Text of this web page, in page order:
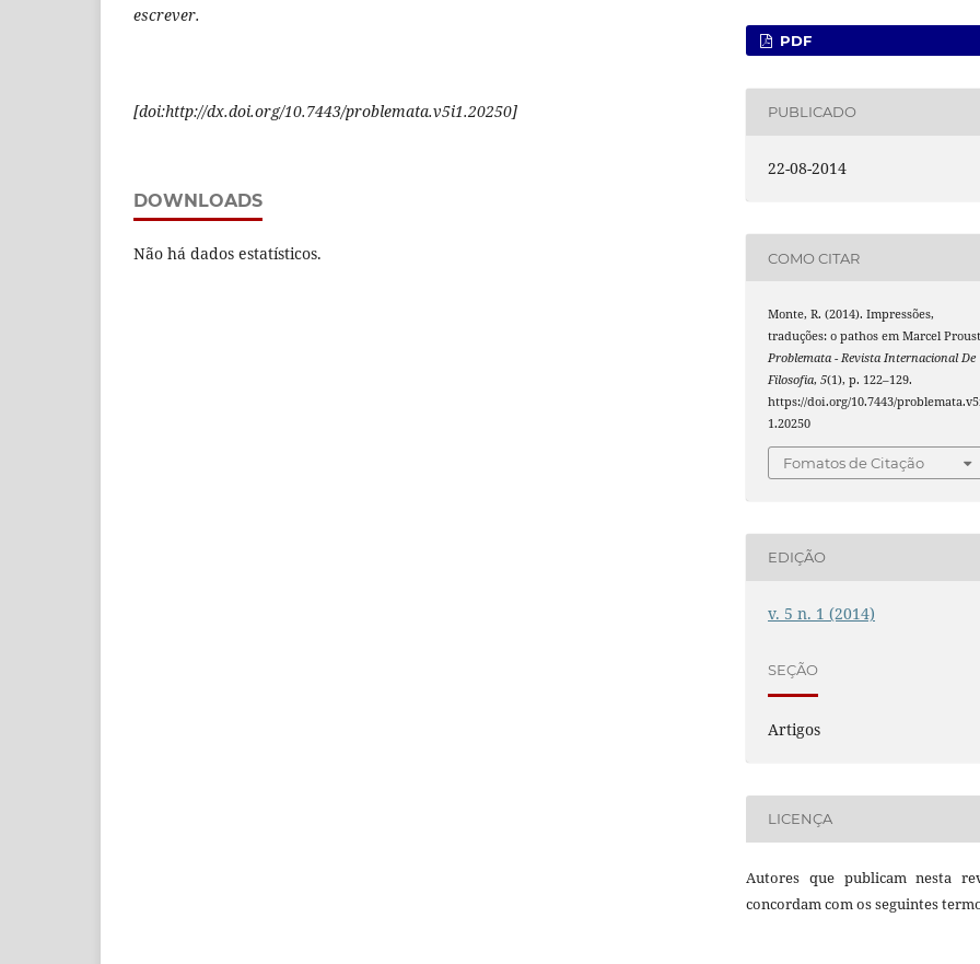
escrever.
[doi:http://dx.doi.org/10.7443/problemata.v5i1.20250]
DOWNLOADS
Não há dados estatísticos.
PDF
PUBLICADO
22-08-2014
COMO CITAR
Monte, R. (2014). Impressões,
traduções: o pathos em Marcel
Problemata - Revista Internacional De
Filosofia,5(1), p. 122–129.
https://doi.org/10.7443/
1.20250
Fomatos de Citação
EDIÇÃO
v. 5 n. 1 (2014)
SEÇÃO
Artigos
LICENÇA
Autores que publicam nesta
concordam com os seguintes